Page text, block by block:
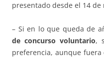
presentado desde el 14 de
– Si en lo que queda de
de concurso voluntario,
preferencia, aunque